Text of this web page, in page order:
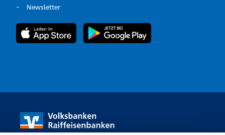
Newsletter